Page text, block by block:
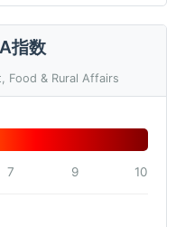
指数
Food & Rural Affairs
7 9 10